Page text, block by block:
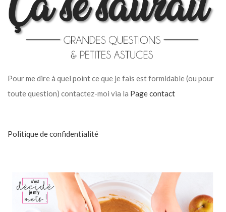
Pour me dire à quel point ce que je fais est formidable (ou pour
toute question) contactez-moi via la Page contact
Politique de confidentialité